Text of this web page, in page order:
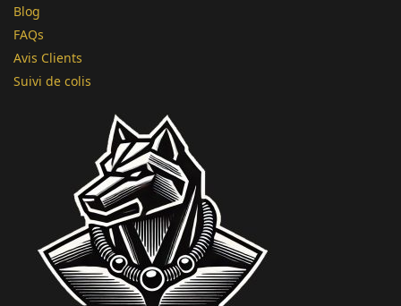
Blog
FAQs
Avis Clients
Suivi de colis